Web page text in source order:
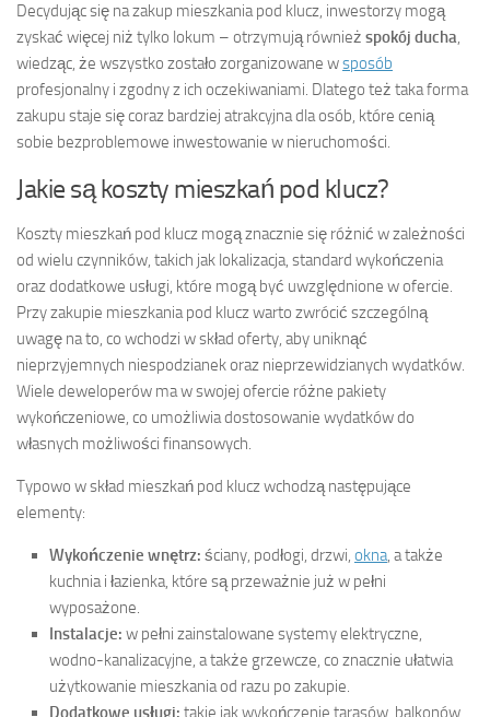
Decydując się na zakup mieszkania pod klucz, inwestorzy mogą
zyskać więcej niż tylko lokum – otrzymują również spokój ducha,
wiedząc, że wszystko zostało zorganizowane wsposób
profesjonalny i zgodny z ich oczekiwaniami. Dlatego też taka forma
zakupu staje się coraz bardziej atrakcyjna dla osób, które cenią
sobie bezproblemowe inwestowanie w nieruchomości.
Jakie są koszty mieszkań pod klucz?
Koszty mieszkań pod klucz mogą znacznie się różnić w zależności
od wielu czynników, takich jak lokalizacja, standard wykończenia
oraz dodatkowe usługi, które mogą być uwzględnione w ofercie.
Przy zakupie mieszkania pod klucz warto zwrócić szczególną
uwagę na to, co wchodzi w skład oferty, aby uniknąć
nieprzyjemnych niespodzianek oraz nieprzewidzianych wydatków.
Wiele deweloperów ma w swojej ofercie różne pakiety
wykończeniowe, co umożliwia dostosowanie wydatków do
własnych możliwości finansowych.
Typowo w skład mieszkań pod klucz wchodzą następujące
elementy:
Wykończenie wnętrz: ściany, podłogi, drzwi, okna, a także
kuchnia i łazienka, które są przeważnie już w pełni
wyposażone.
Instalacje: w pełni zainstalowane systemy elektryczne,
wodno-kanalizacyjne, a także grzewcze, co znacznie ułatwia
użytkowanie mieszkania od razu po zakupie.
Dodatkowe usługi: takie jak wykończenie tarasów, balkonów